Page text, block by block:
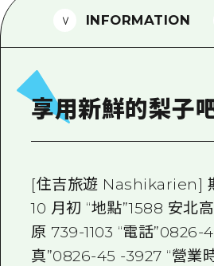
自然
志願者指南
照片下載
災難發生期間的
廣島縣觀光宣傳
INFORMATION
享用新鮮的梨子吧
[住吉旅遊 Nashikarien]
10 月初 “地點”1588 安北
原 739-1103 “電話”0826-
真”0826-45 -3927 “營業